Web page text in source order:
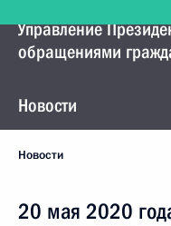
Управление
обращениями
Новости
Новости
20 мая 2020